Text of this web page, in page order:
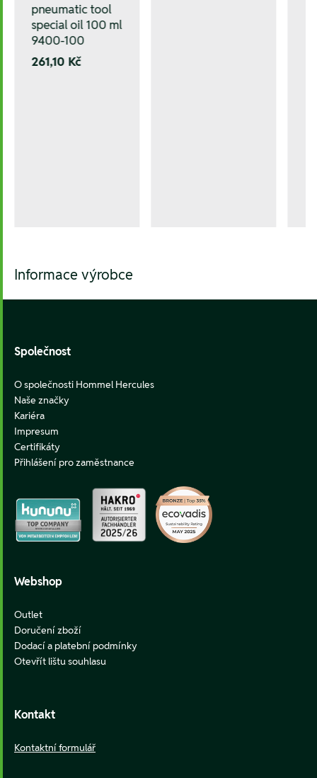
pneumatic tool
special oil 100 ml
9400-100
261,10 Kč
Informace výrobce
Footer
Společnost
O společnosti Hommel Hercules
Naše značky
Kariéra
Impresum
Certifikáty
Přihlášení pro zaměstnance
Webshop
Outlet
Doručení zboží
Dodací a platební podmínky
Otevřít lištu souhlasu
Kontakt
Kontaktní formulář